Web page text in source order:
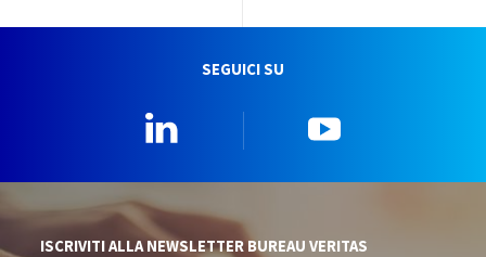
SEGUICI SU
ISCRIVITI ALLA NEWSLETTER BUREAU VERITAS